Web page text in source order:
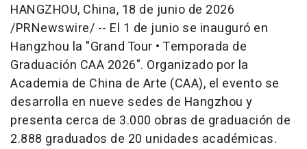
HANGZHOU, China, 18 de junio de 2026
/PRNewswire/ -- El 1 de junio se inauguró en
Hangzhou la "Grand Tour • Temporada de
Graduación CAA 2026". Organizado por la
Academia de China de Arte (CAA), el evento se
desarrolla en nueve sedes de Hangzhou y
presenta cerca de 3.000 obras de graduación de
2.888 graduados de 20 unidades académicas.